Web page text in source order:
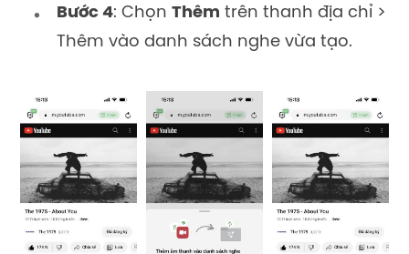
Bước 4: Chọn Thêm trên thanh địa chỉ >
Thêm vào danh sách nghe vừa tạo.